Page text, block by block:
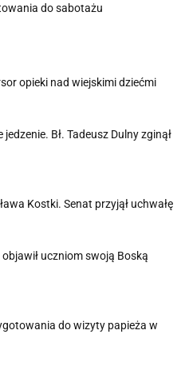
do sabotażu
opieki nad wiejskimi dziećmi
Bł. Tadeusz Dulny zginął
Kostki. Senat przyjął uchwałę
uczniom swoją Boską
do wizyty papieża w